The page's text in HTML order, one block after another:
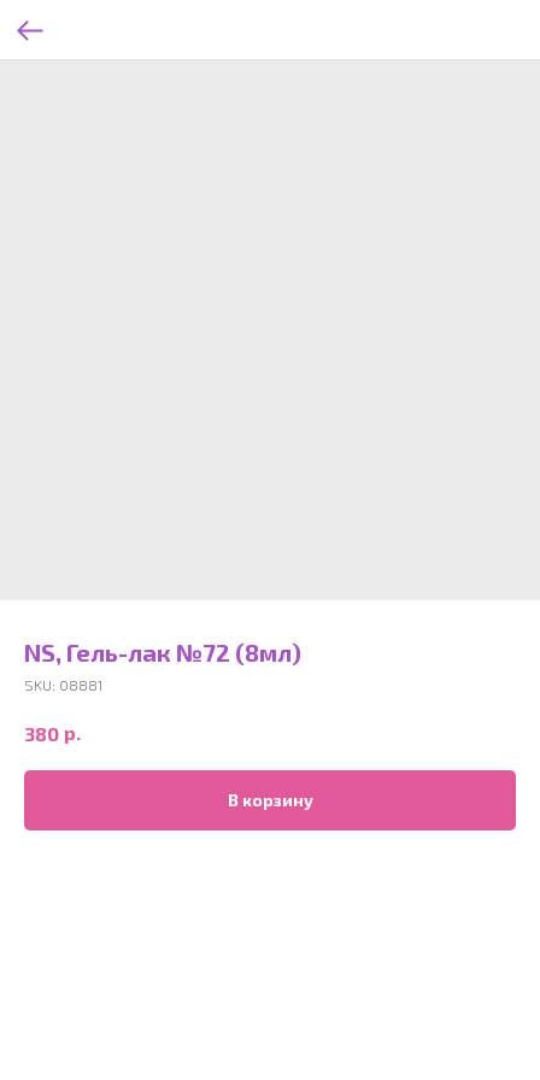
NS, Гель-лак №72 (8мл)
SKU: 08881
380 р.
В корзину